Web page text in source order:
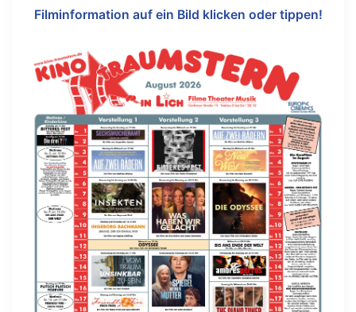
Filminformation auf ein Bild klicken oder tippen!